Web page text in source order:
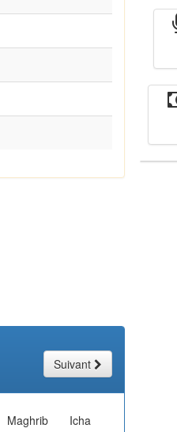
Suivant
Maghrib
Icha